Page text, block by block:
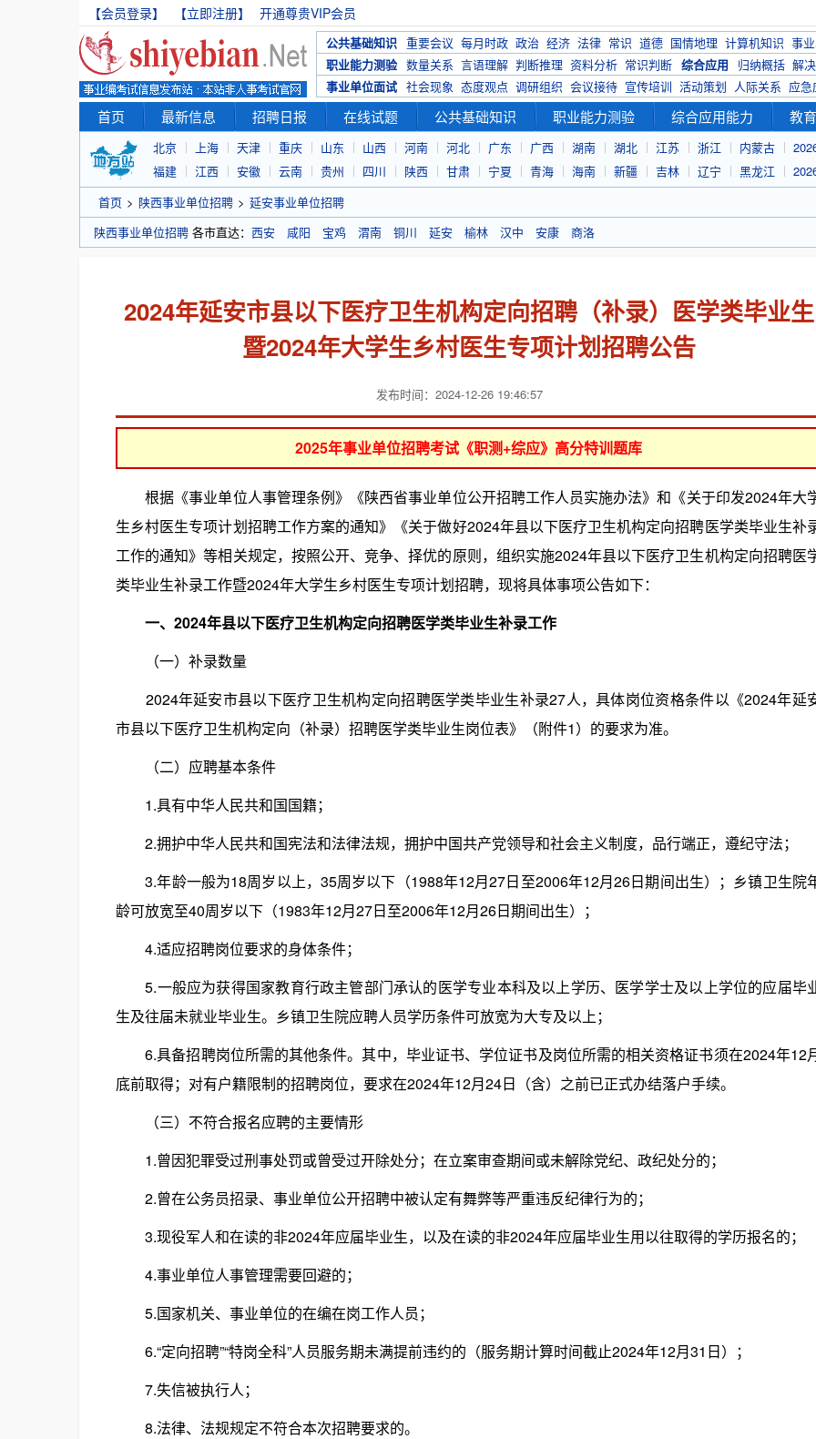
【会员登录】 【立即注册】 开通尊贵VIP会员
公共基础知识 重要会议 每月时政 政治 经济 法律 常识 道德 国情地理 计算机知识 事
职业能力测验 数量关系 言语理解 判断推理 资料分析 常识判断 综合应用 归纳概括 解
事业单位面试 社会现象 态度观点 调研组织 会议接待 宣传培训 活动策划 人际关系 应急
首页 最新信息 招聘日报 在线试题 公共基础知识 职业能力测验 综合应用能力 教
北京 上海 天津 重庆 山东 山西 河南 河北 广东 广西 湖南 湖北 江苏 浙江 内蒙古
福建
江西 安徽 云南 贵州 四川 陕西 甘肃 宁夏 青海 海南 新疆 吉林 辽宁 黑龙江
首页 > 陕西事业单位招聘 > 延安事业单位招聘
陕西事业单位招聘 各市直达： 西安 咸阳 宝鸡 渭南 铜川 延安 榆林 汉中 安康 商洛
2024年延安市县以下医疗卫生机构定向招聘（补录）医学类毕业生
暨2024年大学生乡村医生专项计划招聘公告
发布时间：2024-12-26 19:46:57
2025年事业单位招聘考试《职测+综应》高分特训题库
根据《事业单位人事管理条例》《陕西省事业单位公开招聘工作人员实施办法》和《关于印发2024年大
生乡村医生专项计划招聘工作方案的通知》《关于做好2024年县以下医疗卫生机构定向招聘医学类毕业生补
工作的通知》等相关规定，按照公开、竞争、择优的原则，组织实施2024年县以下医疗卫生机构定向招聘医
类毕业生补录工作暨2024年大学生乡村医生专项计划招聘，现将具体事项公告如下：
一、2024年县以下医疗卫生机构定向招聘医学类毕业生补录工作
（一）补录数量
2024年延安市县以下医疗卫生机构定向招聘医学类毕业生补录27人，具体岗位资格条件以《2024年延
市县以下医疗卫生机构定向（补录）招聘医学类毕业生岗位表》（附件1）的要求为准。
（二）应聘基本条件
1.具有中华人民共和国国籍；
2.拥护中华人民共和国宪法和法律法规，拥护中国共产党领导和社会主义制度，品行端正，遵纪守法；
3.年龄一般为18周岁以上，35周岁以下（1988年12月27日至2006年12月26日期间出生）；乡镇卫生院
龄可放宽至40周岁以下（1983年12月27日至2006年12月26日期间出生）；
4.适应招聘岗位要求的身体条件；
5.一般应为获得国家教育行政主管部门承认的医学专业本科及以上学历、医学学士及以上学位的应届毕
生及往届未就业毕业生。乡镇卫生院应聘人员学历条件可放宽为大专及以上；
6.具备招聘岗位所需的其他条件。其中，毕业证书、学位证书及岗位所需的相关资格证书须在2024年12
底前取得；对有户籍限制的招聘岗位，要求在2024年12月24日（含）之前已正式办结落户手续。
（三）不符合报名应聘的主要情形
1.曾因犯罪受过刑事处罚或曾受过开除处分；在立案审查期间或未解除党纪、政纪处分的；
2.曾在公务员招录、事业单位公开招聘中被认定有舞弊等严重违反纪律行为的；
3.现役军人和在读的非2024年应届毕业生，以及在读的非2024年应届毕业生用以往取得的学历报名的；
4.事业单位人事管理需要回避的；
5.国家机关、事业单位的在编在岗工作人员；
6.“定向招聘”“特岗全科”人员服务期未满提前违约的（服务期计算时间截止2024年12月31日）；
7.失信被执行人；
8.法律、法规规定不符合本次招聘要求的。